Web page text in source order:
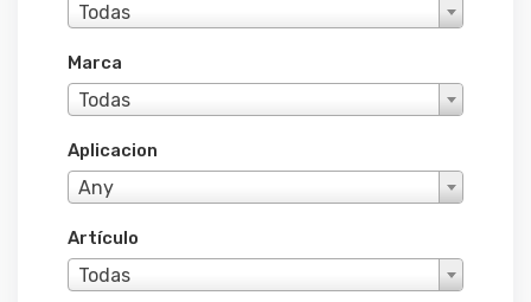
Todas
Marca
Todas
Aplicacion
Any
Artículo
Todas